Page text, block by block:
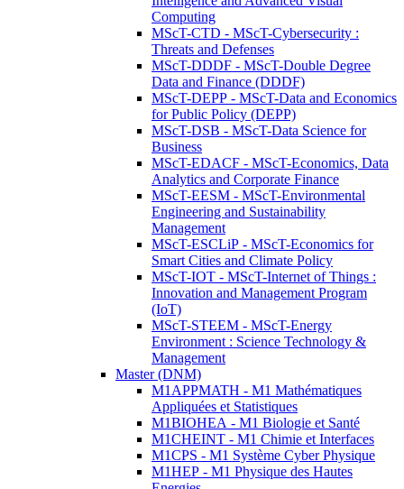
Computing
MScT-CTD - MScT-Cybersecurity :
Threats and Defenses
MScT-DDDF - MScT-Double Degree
Data and Finance (DDDF)
MScT-DEPP - MScT-Data and Economics
for Public Policy (DEPP)
MScT-DSB - MScT-Data Science for
Business
MScT-EDACF - MScT-Economics, Data
Analytics and Corporate Finance
MScT-EESM - MScT-Environmental
Engineering and Sustainability
Management
MScT-ESCLiP - MScT-Economics for
Smart Cities and Climate Policy
MScT-IOT - MScT-Internet of Things :
Innovation and Management Program
(IoT)
MScT-STEEM - MScT-Energy
Environment : Science Technology &
Management
Master (DNM)
M1APPMATH - M1 Mathématiques
Appliquées et Statistiques
M1BIOHEA - M1 Biologie et Santé
M1CHEINT - M1 Chimie et Interfaces
M1CPS - M1 Système Cyber Physique
M1HEP - M1 Physique des Hautes